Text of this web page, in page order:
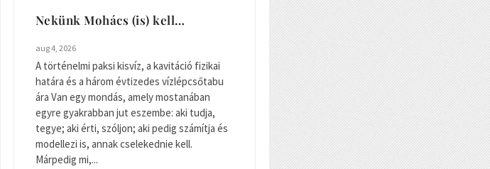
Nekünk Mohács (is) kell…
aug 4, 2026
A történelmi paksi kisvíz, a kavitáció fizikai
határa és a három évtizedes vízlépcsőtabu
ára Van egy mondás, amely mostanában
egyre gyakrabban jut eszembe: aki tudja,
tegye; aki érti, szóljon; aki pedig számítja és
modellezi is, annak cselekednie kell.
Márpedig mi,...